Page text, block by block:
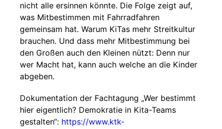
nicht alle ersinnen könnte. Die Folge zeigt auf,
was Mitbestimmen mit Fahrradfahren
gemeinsam hat. Warum KiTas mehr Streitkultur
brauchen. Und dass mehr Mitbestimmung bei
den Großen auch den Kleinen nützt: Denn nur
wer Macht hat, kann auch welche an die Kinder
abgeben.
Dokumentation der Fachtagung „Wer bestimmt
hier eigentlich? Demokratie in Kita-Teams
gestalten“: https://www.ktk-